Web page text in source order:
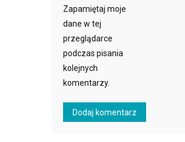
Zapamiętaj moje
dane w tej
przeglądarce
podczas pisania
kolejnych
komentarzy.